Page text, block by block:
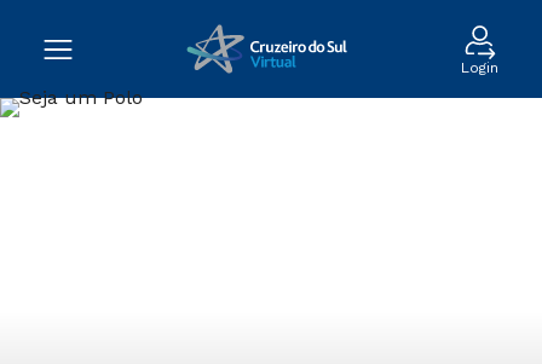
Login